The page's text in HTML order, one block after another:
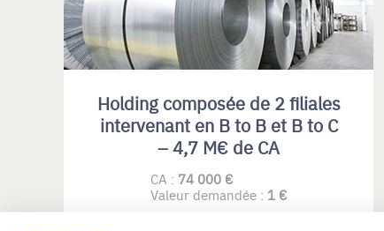
Holding composée de 2 filiales
intervenant en B to B et B to C
– 4,7 M€ de CA
CA : 74 000 €
Valeur demandée : 1 €